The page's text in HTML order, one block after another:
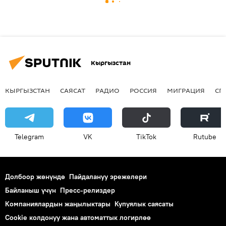
Кыргызстан
КЫРГЫЗСТАН САЯСАТ РАДИО РОССИЯ МИГРАЦИЯ
Telegram VK ТikТоk Rutube
Долбоор жөнүндө Пайдалануу эрежелери
Байланыш үчүн Пресс-релиздер
Компаниялардын жаңылыктары Купуялык саясаты
Cookie колдонуу жана автоматтык логирлөө